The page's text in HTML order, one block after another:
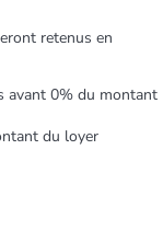
retenus en
avant 0% du montant
du loyer